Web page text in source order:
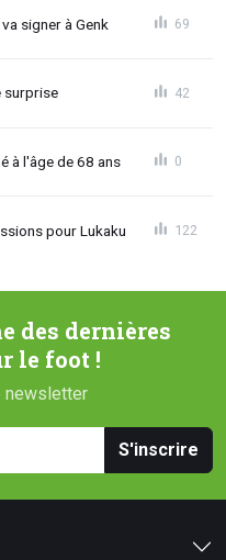
signer à Genk 69
surprise 42
à l'âge de 68 ans 0
pour Lukaku 122
des dernières
le foot !
newsletter
S'inscrire